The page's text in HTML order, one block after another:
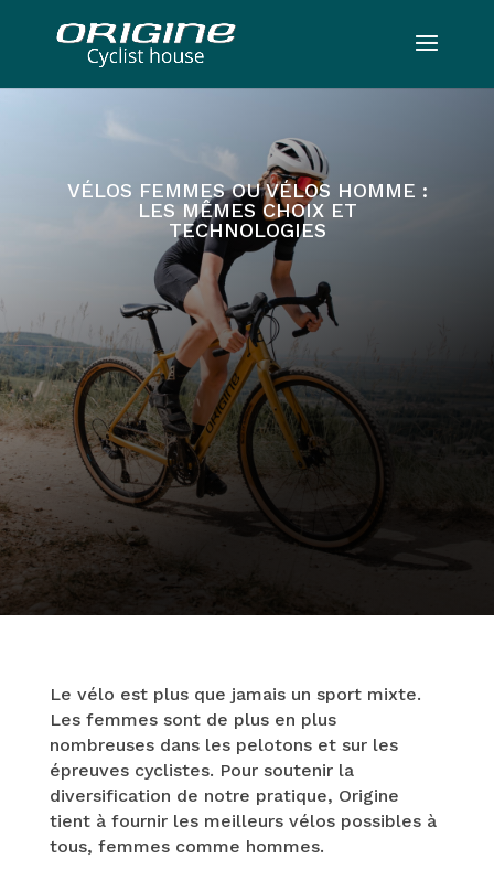
VÉLOS FEMMES OU VÉLOS HOMME :
LES MÊMES CHOIX ET
TECHNOLOGIES
Le vélo est plus que jamais un sport mixte.
Les femmes sont de plus en plus
nombreuses dans les pelotons et sur les
épreuves cyclistes. Pour soutenir la
diversification de notre pratique, Origine
tient à fournir les meilleurs vélos possibles à
tous, femmes comme hommes.